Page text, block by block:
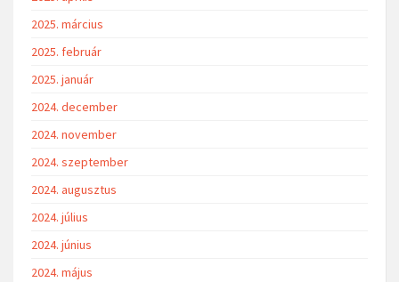
2025. március
2025. február
2025. január
2024. december
2024. november
2024. szeptember
2024. augusztus
2024. július
2024. június
2024. május